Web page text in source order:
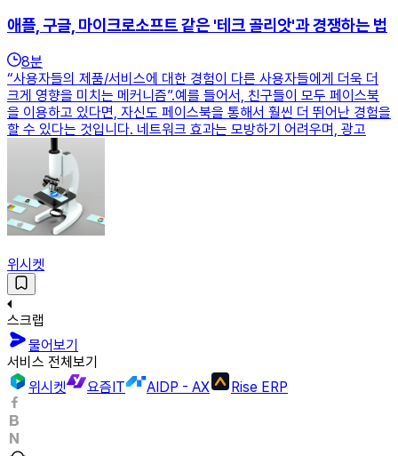
애플, 구글, 마이크로소프트 같은 '테크 골리앗'과 경쟁하는 법
8분
“사용자들의 제품/서비스에 대한 경험이 다른 사용자들에게 더욱 더
크게 영향을 미치는 메커니즘”.예를 들어서, 친구들이 모두 페이스북
을 이용하고 있다면, 자신도 페이스북을 통해서 훨씬 더 뛰어난 경험을
할 수 있다는 것입니다. 네트워크 효과는 모방하기 어려우며, 광고
위시켓
스크랩
물어보기
서비스 전체보기
위시켓
요즘IT AIDP - AX Rise ERP